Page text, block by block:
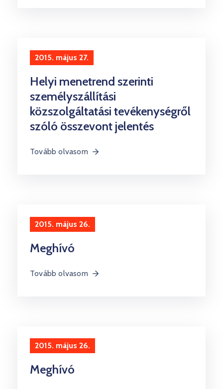
2015. május 27.
Helyi menetrend szerinti
személyszállítási
közszolgáltatási tevékenységről
szóló összevont jelentés
Tovább olvasom
2015. május 26.
Meghívó
Tovább olvasom
2015. május 26.
Meghívó